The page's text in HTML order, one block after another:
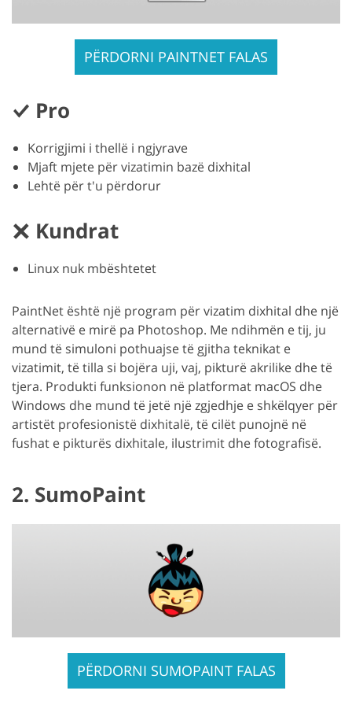
PËRDORNI PAINTNET FALAS
Pro
Korrigjimi i thellë i ngjyrave
Mjaft mjete për vizatimin bazë dixhital
Lehtë për t'u përdorur
Kundrat
Linux nuk mbështetet
PaintNet është një program për vizatim dixhital dhe një
alternativë e mirë pa Photoshop. Me ndihmën e tij, ju
mund të simuloni pothuajse të gjitha teknikat e
vizatimit, të tilla si bojëra uji, vaj, pikturë akrilike dhe të
tjera. Produkti funksionon në platformat macOS dhe
Windows dhe mund të jetë një zgjedhje e shkëlqyer për
artistët profesionistë dixhitalë, të cilët punojnë në
fushat e pikturës dixhitale, ilustrimit dhe fotografisë.
2. SumoPaint
PËRDORNI SUMOPAINT FALAS